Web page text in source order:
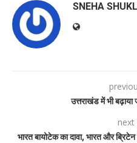
SNEHA
उत्तराखंड में भी
भारत बायोटेक का दावा, भारत और